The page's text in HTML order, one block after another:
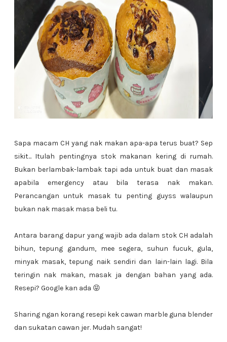
Sapa macam CH yang nak makan apa-apa terus buat? Sep
sikit... Itulah pentingnya stok makanan kering di rumah.
Bukan berlambak-lambak tapi ada untuk buat dan masak
apabila emergency atau bila terasa nak makan.
Perancangan untuk masak tu penting guyss walaupun
bukan nak masak masa beli tu.
Antara barang dapur yang wajib ada dalam stok CH adalah
bihun, tepung gandum, mee segera, suhun fucuk, gula,
minyak masak, tepung naik sendiri dan lain-lain lagi. Bila
teringin nak makan, masak ja dengan bahan yang ada.
Resepi? Google kan ada 😝
Sharing ngan korang resepi kek cawan marble guna blender
dan sukatan cawan jer. Mudah sangat!